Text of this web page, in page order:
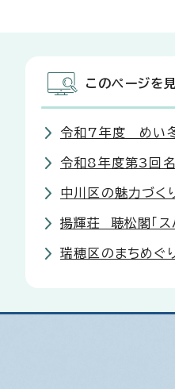
このページを
令和7年度 めい
令和8年度第3回名
中川区の魅力づく
揚輝荘 聴松閣「ス
瑞穂区のまちめぐ